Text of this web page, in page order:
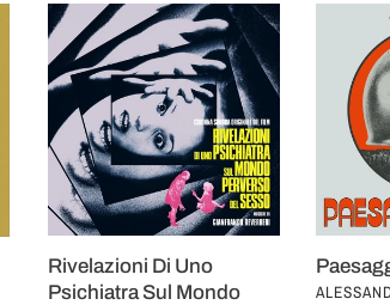
Rivelazioni
Di
Uno
Psichiatra
Sul
Mondo
Perverso
Del
Sesso
(2LP)
Rivelazioni Di Uno
Psichiatra Sul Mondo
VENDOR